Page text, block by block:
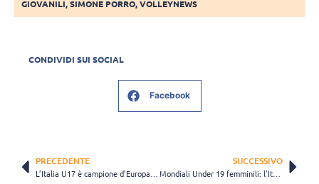
GIOVANILI,SIMONE PORRO,VOLLEYNEWS
CONDIVIDI SUI SOCIAL
Facebook
PRECEDENTE SUCCESSIVO
Mondiali Under 19 femminili: l’Italia debutta contro la Bulgaria